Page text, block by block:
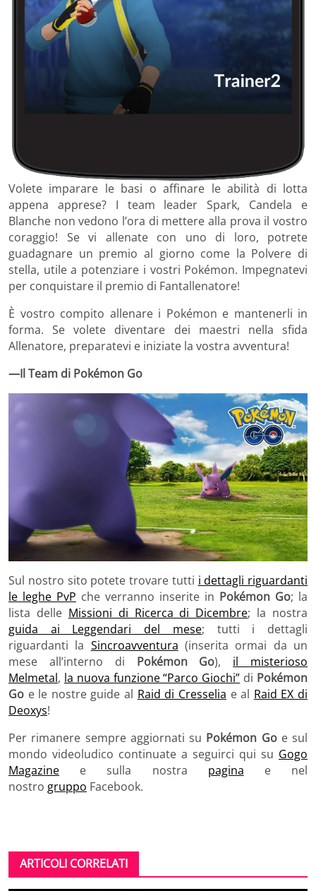
Volete imparare le basi o affinare le abilità di lotta
appena apprese? I team leader Spark, Candela e
Blanche non vedono l’ora di mettere alla prova il vostro
coraggio! Se vi allenate con uno di loro, potrete
guadagnare un premio al giorno come la Polvere di
stella, utile a potenziare i vostri Pokémon. Impegnatevi
per conquistare il premio di Fantallenatore!
È vostro compito allenare i Pokémon e mantenerli in
forma. Se volete diventare dei maestri nella sfida
Allenatore, preparatevi e iniziate la vostra avventura!
—Il Team di Pokémon Go
Sul nostro sito potete trovare tutti i dettagli riguardanti
le leghe PvP che verranno inserite in Pokémon Go; la
lista delle Missioni di Ricerca di Dicembre; la nostra
guida ai Leggendari del mese; tutti i dettagli
riguardanti la Sincroavventura (inserita ormai da un
mese all’interno di Pokémon Go), il misterioso
Melmetal, la nuova funzione “Parco Giochi” di Pokémon
Go e le nostre guide al Raid di Cresselia e al Raid EX di
Deoxys!
Per rimanere sempre aggiornati su Pokémon Goe sul
mondo videoludico continuate a seguirci qui su Gogo
Magazine e sulla nostra pagina e nel
nostro gruppo Facebook.
ARTICOLI CORRELATI